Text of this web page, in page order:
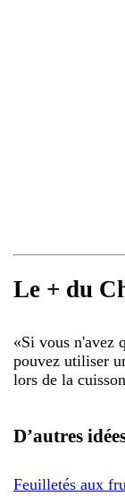
Le + du
«Si vous n'avez
pouvez utiliser
lors de la
D’autres
Feuilletés aux